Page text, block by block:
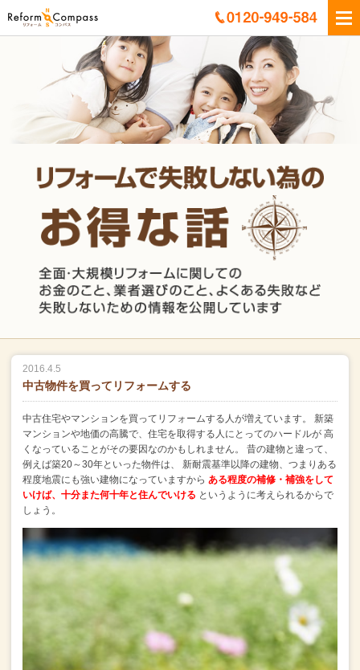
2016.4.5
中古物件を買ってリフォームする
中古住宅やマンションを買ってリフォームする人が増えています。
新築
マンションや地価の高騰で、住宅を取得する人にとってのハードルが 高
くなっていることがその要因なのかもしれません。
昔の建物と違って、
例えば築20～30年といった物件は、
新耐震基準以降の建物、つまりある
程度地震にも強い建物になっていますから ある程度の補修・補強をして
いけば、十分また何十年と住んでいける というように考えられるからで
しょう。